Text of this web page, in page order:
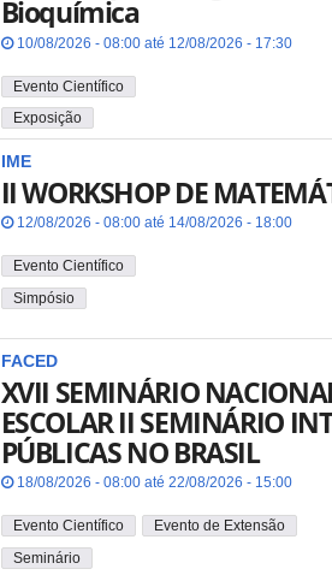
Bioquímica
10/08/2026 - 08:00 até 12/08/2026 - 17:30
Evento Científico
Exposição
IME
II WORKSHOP DE
12/08/2026 - 08:00 até 14/08/2026 - 18:00
Evento Científico
Simpósio
FACED
XVII SEMINÁRIO
ESCOLAR II SEMINÁRIO
PÚBLICAS NO BRASIL
18/08/2026 - 08:00 até 22/08/2026 - 15:00
Evento Científico
Evento de Extensão
Seminário